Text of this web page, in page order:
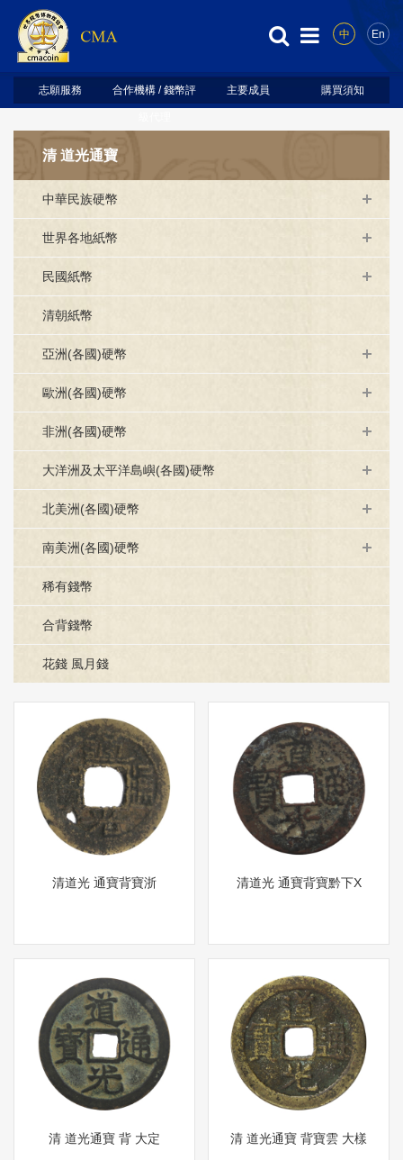
中 En
志願服務 合作機構 / 錢幣評 主要成員 購買須知
清 道光通寶
中華民族硬幣
世界各地紙幣
民國紙幣
清朝紙幣
亞洲(各國)硬幣
歐洲(各國)硬幣
非洲(各國)硬幣
大洋洲及太平洋島嶼(各國)硬幣
北美洲(各國)硬幣
南美洲(各國)硬幣
稀有錢幣
合背錢幣
花錢 風月錢
清道光 通寶背寶浙 清道光 通寶背寶黔下X
清 道光通寶 背 大定 清 道光通寶 背寶雲 大樣